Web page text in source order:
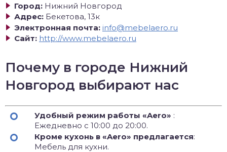
Город: Нижний Новгород
Адрес: Бекетова, 13к
Электронная почта: info@mebelaero.ru
Сайт: http://www.mebelaero.ru
Почему в городе Нижний
Новгород выбирают нас
Удобный режим работы «Aero» :
Ежедневно с 10:00 до 20:00.
Кроме кухонь в «Aero» предлагается:
Мебель для кухни.